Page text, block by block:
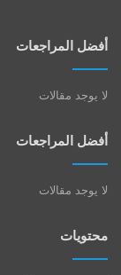
أفضل المراجعات
لا يوجد مقالات
أفضل المراجعات
لا يوجد مقالات
محتويات